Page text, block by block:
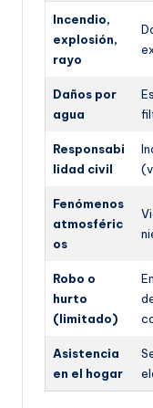
Incendio,
explosión,
rayo
Daños por
agua
Responsabi
lidad civil
Fenómenos
atmosféric
os
Robo o
hurto
(limitado)
Asistencia
en el hogar